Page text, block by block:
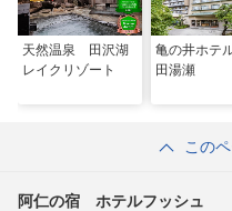
天然温泉 田沢湖
レイクリゾート
亀の井ホテ
田湯瀬
この
阿仁の宿 ホテルフッシュ